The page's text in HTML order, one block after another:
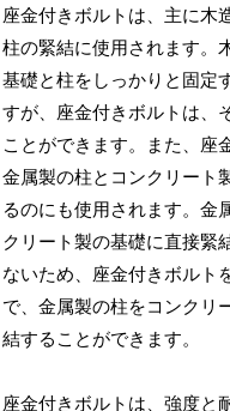
座金付きボルトは、主に木
柱の緊結に使用されます。
基礎と柱をしっかりと固定
すが、座金付きボルトは、
ことができます。また、座
金属製の柱とコンクリート
るのにも使用されます。金
クリート製の基礎に直接緊
ないため、座金付きボルト
で、金属製の柱をコンクリ
結することができます。
座金付きボルトは、強度と